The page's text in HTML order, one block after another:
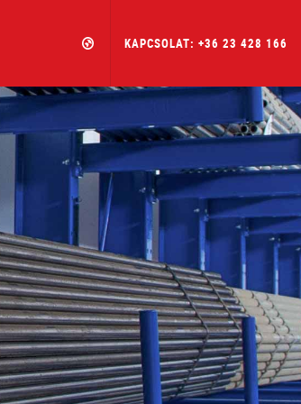
KAPCSOLAT: +36 23 428 166